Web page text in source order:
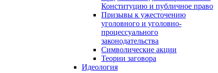
Конституцию и публичное право
Призывы к ужесточению
уголовного и уголовно-
процессуального
законодательства
Символические акции
Теории заговора
Идеология